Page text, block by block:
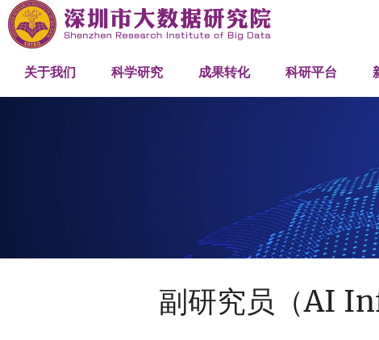
关于我们
研究院概述
发展历程
组织架构
科学研究
研究中心 网络与机器智能研究中心
人工智能大模型研究中心
优化与工程计算研究中心
科研项目
成果转化
产学研合作
成果推介
科研平台
创新平台
高性能计算平台
副研究员（AI